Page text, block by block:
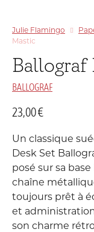
Julie Flamingo
Mastic
Ballograf
BALLOGRAF
23,00€
Un classique
Desk Set
posé sur sa
chaîne
toujours prêt à
et
son charme